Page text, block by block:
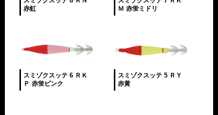
赤虹
Ｍ 赤蛍ミドリ
スミゾクスッテ 6 ＲＫ
Ｐ 赤蛍ピンク
スミゾクスッテ 5 ＲＹ
赤黄